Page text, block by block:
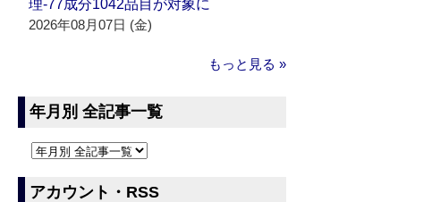
理‐77成分1042品目が対象に
2026年08月07日 (金)
もっと見る »
年月別 全記事一覧
アカウント・RSS